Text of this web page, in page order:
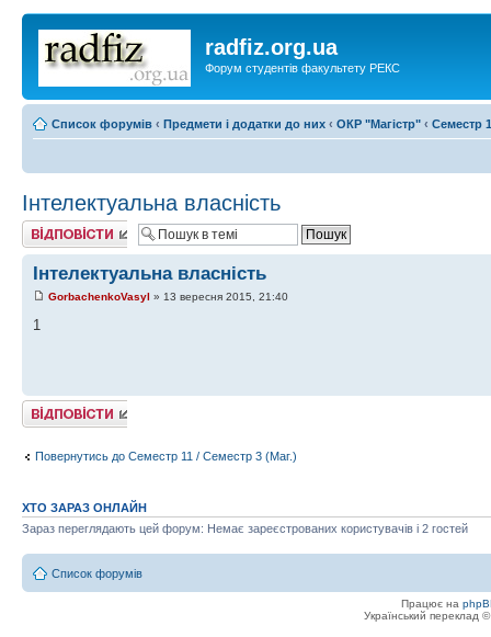
radfiz.org.ua
Форум студентів факультету РЕКС
Список форумів ‹ Предмети і додатки до них ‹ ОКР "Магістр" ‹ Семестр
Інтелектуальна власність
Відповісти
Інтелектуальна власність
GorbachenkoVasyl » 13 вересня 2015, 21:40
1
Відповісти
Повернутись до Семестр 11 / Семестр 3 (Маг.)
ХТО ЗАРАЗ ОНЛАЙН
Зараз переглядають цей форум: Немає зареєстрованих користувачів і 2 гостей
Список форумів
Працює на
Український переклад